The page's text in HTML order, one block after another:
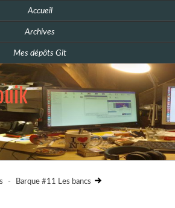
Accueil
Archives
Mes dépôts Git
- Barque #11 Les bancs